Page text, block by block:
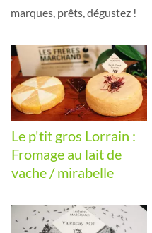
marques, prêts, dégustez !
Le p'tit gros Lorrain :
Fromage au lait de
vache / mirabelle